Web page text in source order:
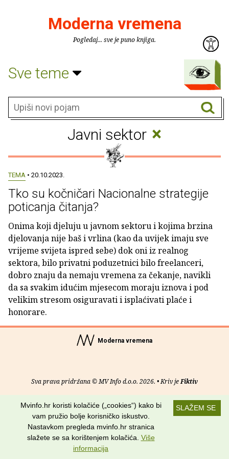
Moderna vremena
Pogledaj... sve je puno knjiga.
Sve teme
Javni sektor ×
TEMA • 20.10.2023.
Tko su kočničari Nacionalne strategije
poticanja čitanja?
Onima koji djeluju u javnom sektoru i kojima brzina
djelovanja nije baš i vrlina (kao da uvijek imaju sve
vrijeme svijeta ispred sebe) dok oni iz realnog
sektora, bilo privatni poduzetnici bilo freelanceri,
dobro znaju da nemaju vremena za čekanje, navikli
da sa svakim idućim mjesecom moraju iznova i pod
velikim stresom osiguravati i isplaćivati plaće i
honorare.
Moderna vremena
Sva prava pridržana © MV Info d.o.o. 2026. • Kriv jeFiktiv
O nama • Pomoć• Uvjeti korištenja• RSS kanali
Potraži nas na:
SLAŽEM SE
Mvinfo.hr koristi kolačiće („cookies“) kako bi
vam pružio bolje korisničko iskustvo.
Nastavkom pregleda mvinfo.hr stranica
slažete se sa korištenjem kolačića. Više
informacija